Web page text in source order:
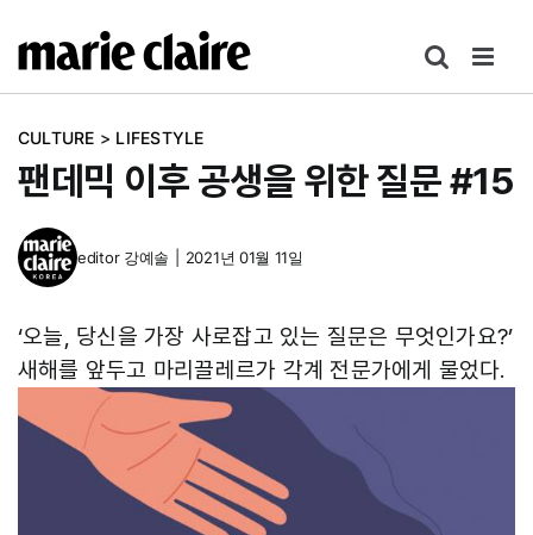
텐
건
너
CULTURE > LIFESTYLE
팬데믹 이후 공생을 위한 질문 #15
editor 강예솔 2021년 01월 11일
‘오늘, 당신을 가장 사로잡고 있는 질문은 무엇인가요?’
새해를 앞두고 마리끌레르가 각계 전문가에게 물었다.